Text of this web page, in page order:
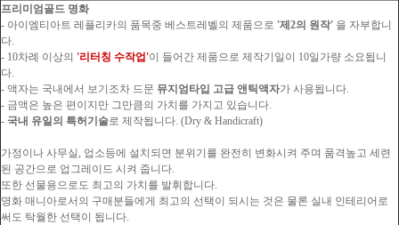
프리미엄골드 명화
- 아이엠티아트 레플리카의 품목중 베스트레벨의 제품으로 '제2의 원작' 을 자부합니
다.
- 10차례 이상의 '리터칭 수작업'이 들어간 제품으로 제작기일이 10일가량 소요됩니
다.
- 액자는 국내에서 보기조차 드문 뮤지엄타입 고급 앤틱액자가 사용됩니다.
- 금액은 높은 편이지만 그만큼의 가치를 가지고 있습니다.
- 국내 유일의 특허기술로 제작됩니다. (Dry & Handicraft)
가정이나 사무실, 업소등에 설치되면 분위기를 완전히 변화시켜 주며 품격높고 세련
된 공간으로 업그레이드 시켜 줍니다.
또한 선물용으로도 최고의 가치를 발휘합니다.
명화 매니아로서의 구매분들에게 최고의 선택이 되시는 것은 물론 실내 인테리어로
써도 탁월한 선택이 됩니다.